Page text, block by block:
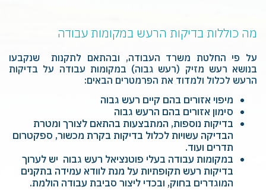
מה כוללות בדיקות הרעש במקומות עבודה
על פי החלטת משרד העבודה, ובהתאם לתקנות שנקבעו
בנושא רעש מזיק (רעש גבוה) במקומות עבודה על בדיקות
הרעש לכלול ולמדוד את הפרמטרים הבאים:
מיפוי אזורים בהם קיים רעש גבוה
סימון אזורים בהם הרעש גבוה
בדיקות נוספות, המתבצעות בהתאם לצורך ומטרת
הבדיקה עשויות לכלול בדיקות בקרת מכשור, ספקטרום
תדרים ועוד.
במקומות עבודה בעלי פוטנציאל רעש גבוה יש לערוך
בדיקות רעש תקופתיות על מנת לוודא עמידה בתקנים
המוגדרים בחוק, ובכדי ליצור סביבת עבודה הולמת.